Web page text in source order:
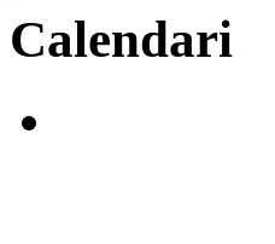
Calendari